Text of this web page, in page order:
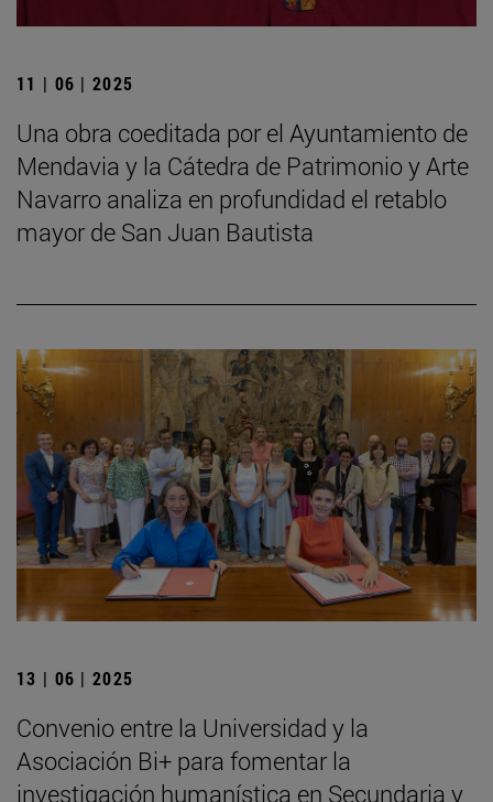
11 | 06 | 2025
Una obra coeditada por el Ayuntamiento de
Mendavia y la Cátedra de Patrimonio y Arte
Navarro analiza en profundidad el retablo
mayor de San Juan Bautista
13 | 06 | 2025
Convenio entre la Universidad y la
Asociación Bi+ para fomentar la
investigación humanística en Secundaria y